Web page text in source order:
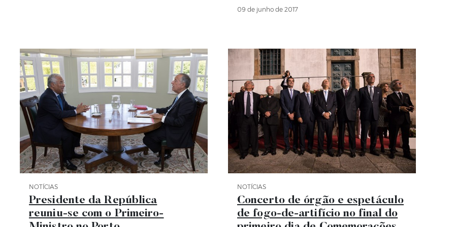
09 de junho de 2017
Categoria Notícias
NOTÍCIAS
Presidente da República
reuniu-se com o Primeiro-
Categoria Notícias
NOTÍCIAS
Concerto de órgão e espetáculo
de fogo-de-artifício no final do